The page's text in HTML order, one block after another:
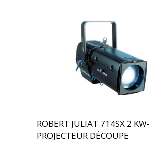
ROBERT JULIAT 714SX 2 KW-
PROJECTEUR DÉCOUPE